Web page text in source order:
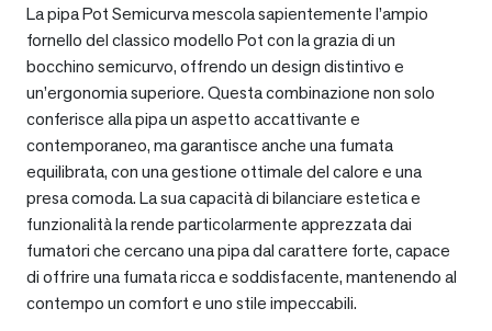
La pipa Pot Semicurva mescola sapientemente l’ampio
fornello del classico modello Pot con la grazia di un
bocchino semicurvo, offrendo un design distintivo e
un’ergonomia superiore. Questa combinazione non solo
conferisce alla pipa un aspetto accattivante e
contemporaneo, ma garantisce anche una fumata
equilibrata, con una gestione ottimale del calore e una
presa comoda. La sua capacità di bilanciare estetica e
funzionalità la rende particolarmente apprezzata dai
fumatori che cercano una pipa dal carattere forte, capace
di offrire una fumata ricca e soddisfacente, mantenendo al
contempo un comfort e uno stile impeccabili.